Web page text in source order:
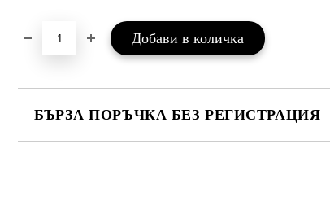
БЪРЗА ПОРЪЧКА БЕЗ РЕГИСТРАЦИЯ